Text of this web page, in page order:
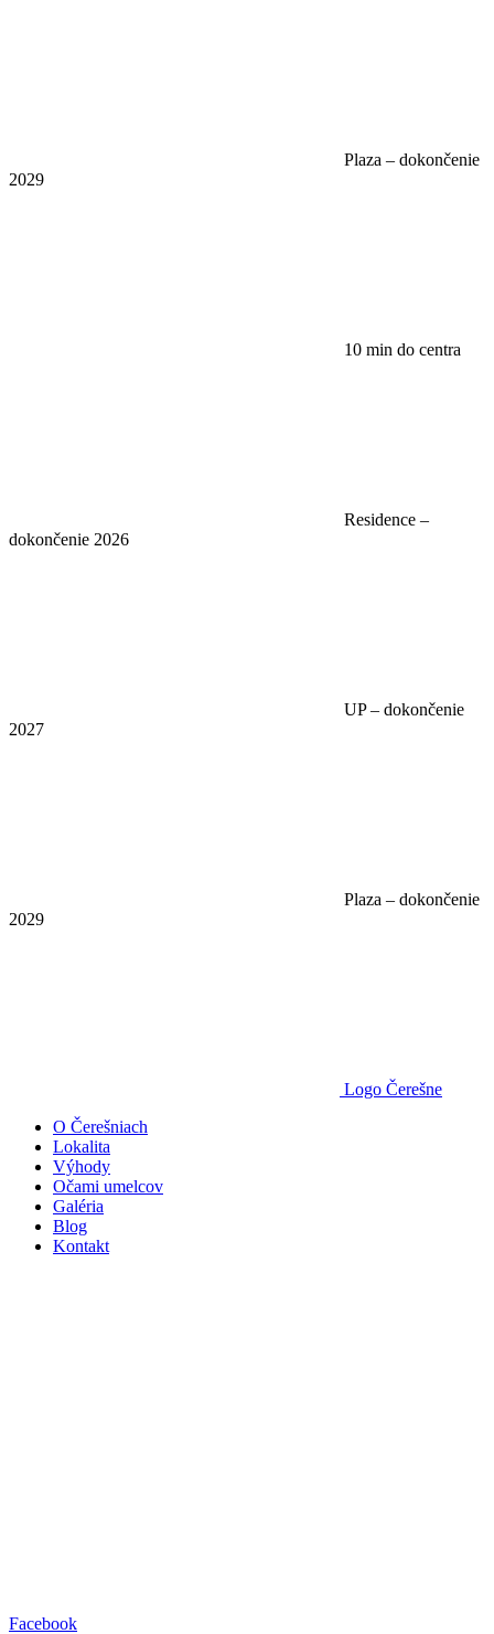
Plaza – dokončenie
2029
10 min do centra
Residence –
dokončenie 2026
UP – dokončenie
2027
Plaza – dokončenie
2029
Logo Čerešne
O Čerešniach
Lokalita
Výhody
Očami umelcov
Galéria
Blog
Kontakt
Facebook